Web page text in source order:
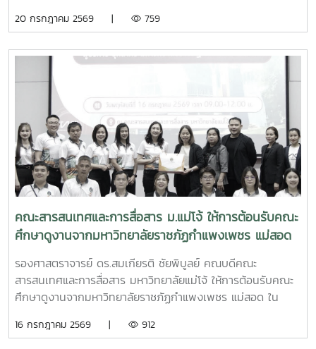
Lanna Kingdomโครงการค่ายบ่มเพาะทักษะการผลิตภาพยนตร์
คณะสารสนเทศและการสื่อสารจัดเต็มความรู้สายฟิล์มแบบครบ
เครื่อง เรียนจริง ทำจริง กับผู้เชี่ยวชาญตัวจริงจากวงการ
ภาพยนตร์ไทยกระทบไหล่ "5 ตัวจริง" จากสมาคมชั้นนำของ
วงการภาพยนตร์ไทย:สมาคมผู้กำกับภาพยนตร์ไทยสมาคม
วิชาชีพนักเขียนบทไทยสมาคมนักลำดับภาพ
(ประเทศไทย)สมาคมนักแสดง (ประเทศไทย)แอคติ้งโค้ชระดับ
ประเทศที่ดูแลนักแสดงแถวหน้า!วันที่: 8–11 สิงหาคม 2569 (4 วัน
3 คืน)สถานที่: โรงแรมเซ็นทารา ริเวอร์ไซด์ เชียงใหม่สมัคร
ได้ที่:https://ofos-
filmcamp.web.app/camps/cljFcQxDTQTzJMMqBNv3รับ
จำนวนจำกัด รีบสมัครก่อนเต็ม!คุณสมบัติและเงื่อนไขการสมัคร-
รับสมัครเป็น กลุ่ม กลุ่มละ 10 คน (มาจากสถาบันเดียวกันหรือ
คละสถาบันได้ และหนึ่งสถาบันสามารถสมัครได้มากกว่าหนึ่ง
กลุ่ม)- นักเรียนระดับชั้น ม.4–6 จากโรงเรียนในจังหวัดภาคเหนือ
ตอนบน- กรอกใบสมัครโดย ตัวแทนกลุ่ม4 วัน 3 คืน ฟรี! ตลอด
สิงหาคม 2569 ผ่านการติดต่อกลับจากทีมงาน และเฟซบุ๊กเพจ
20 กรกฎาคม 2569 | 759
คณะสารสนเทศและการสื่อสาร ม.แม่โจ้ ให้การต้อนรับคณะ
ศึกษาดูงานจากมหาวิทยาลัยราชภัฏกำแพงเพชร แม่สอด
รองศาสตราจารย์ ดร.สมเกียรติ ชัยพิบูลย์ คณบดีคณะ
สารสนเทศและการสื่อสาร มหาวิทยาลัยแม่โจ้ ให้การต้อนรับคณะ
ศึกษาดูงานจากมหาวิทยาลัยราชภัฏกำแพงเพชร แม่สอด ใน
มหาวิทยาลัยแม่โจ้ เมื่อวันพฤหัสบดีที่ 16 กรกฎาคม 2569 เวลา
16 กรกฎาคม 2569 | 912